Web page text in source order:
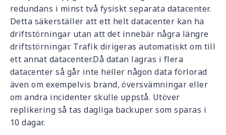
redundans i minst två fysiskt separata datacenter.
Detta säkerställer att ett helt datacenter kan ha
driftstörningar utan att det innebär några längre
driftstörningar. Trafik dirigeras automatiskt om till
ett annat datacenter.Då datan lagras i flera
datacenter så går inte heller någon data förlorad
även om exempelvis brand, översvämningar eller
om andra incidenter skulle uppstå. Utöver
replikering så tas dagliga backuper som sparas i
10 dagar.